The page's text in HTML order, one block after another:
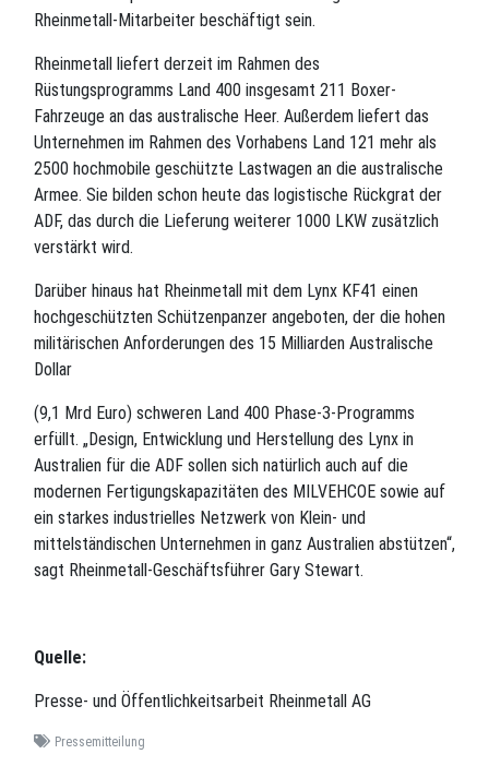
Rheinmetall-Mitarbeiter beschäftigt sein.
Rheinmetall liefert derzeit im Rahmen des
Rüstungsprogramms Land 400 insgesamt 211 Boxer-
Fahrzeuge an das australische Heer. Außerdem liefert das
Unternehmen im Rahmen des Vorhabens Land 121 mehr als
2500 hochmobile geschützte Lastwagen an die australische
Armee. Sie bilden schon heute das logistische Rückgrat der
ADF, das durch die Lieferung weiterer 1000 LKW zusätzlich
verstärkt wird.
Darüber hinaus hat Rheinmetall mit dem Lynx KF41 einen
hochgeschützten Schützenpanzer angeboten, der die hohen
militärischen Anforderungen des 15 Milliarden Australische
Dollar
(9,1 Mrd Euro) schweren Land 400 Phase-3-Programms
erfüllt. „Design, Entwicklung und Herstellung des Lynx in
Australien für die ADF sollen sich natürlich auch auf die
modernen Fertigungskapazitäten des MILVEHCOE sowie auf
ein starkes industrielles Netzwerk von Klein- und
mittelständischen Unternehmen in ganz Australien abstützen“,
sagt Rheinmetall-Geschäftsführer Gary Stewart.
Quelle:
Presse- und Öffentlichkeitsarbeit Rheinmetall AG
Pressemitteilung